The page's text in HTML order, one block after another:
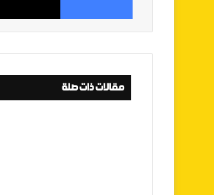
مقالات ذات صلة